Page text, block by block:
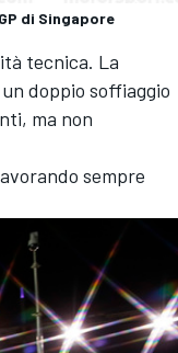
di Singapore
tecnica. La
doppio soffiaggio
ma non
sempre